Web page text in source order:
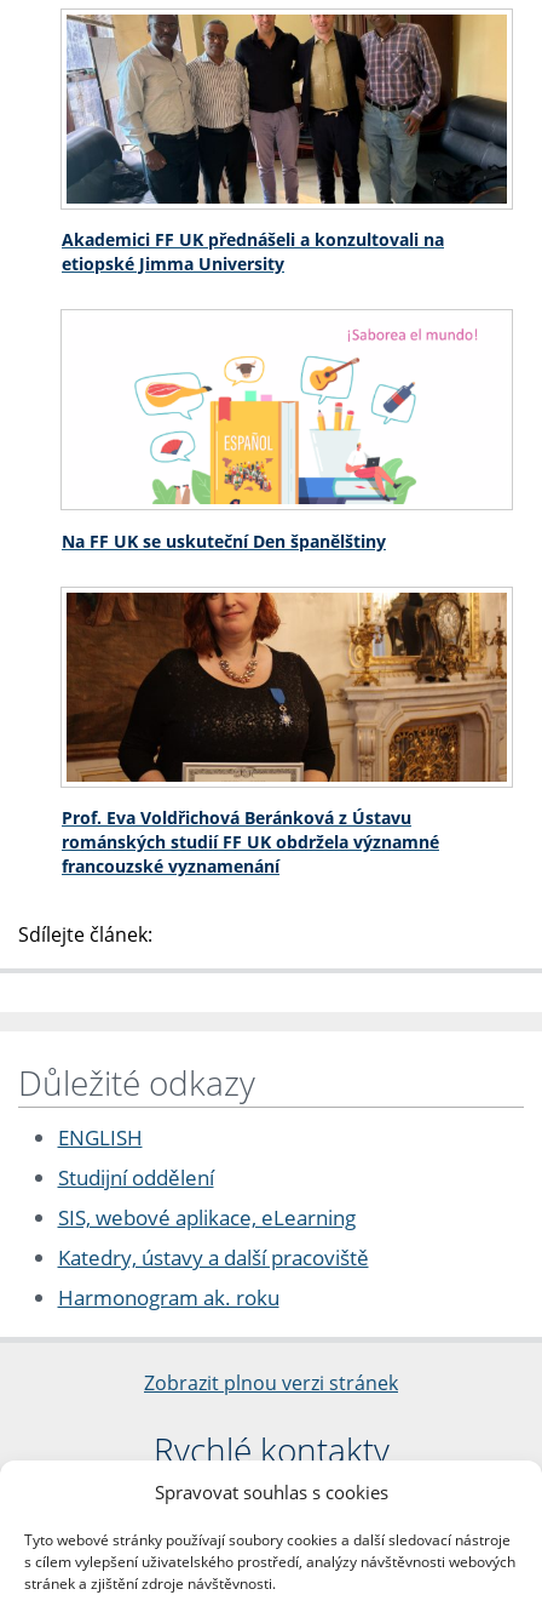
Spravovat souhlas s cookies
Tyto webové stránky používají soubory cookies a další sledovací nástroje
s cílem vylepšení uživatelského prostředí, analýzy návštěvnosti webových
stránek a zjištění zdroje návštěvnosti.
Akademici FF UK přednášeli a konzultovali na
etiopské Jimma University
Na FF UK se uskuteční Den španělštiny
Prof. Eva Voldřichová Beránková z Ústavu
románských studií FF UK obdržela významné
francouzské vyznamenání
Sdílejte článek:
Důležité odkazy
ENGLISH
Studijní oddělení
SIS, webové aplikace, eLearning
Katedry, ústavy a další pracoviště
Harmonogram ak. roku
Zobrazit plnou verzi stránek
Rychlé kontakty
Filozofická fakulta
nám. Jana Palacha 1/2
116 38 Praha 1